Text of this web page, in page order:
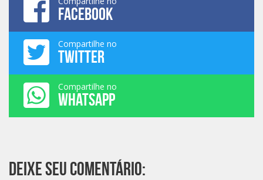
FACEBOOK
Compartilhe no
TWITTER
Compartilhe no
WHATSAPP
Deixe seu comentário: